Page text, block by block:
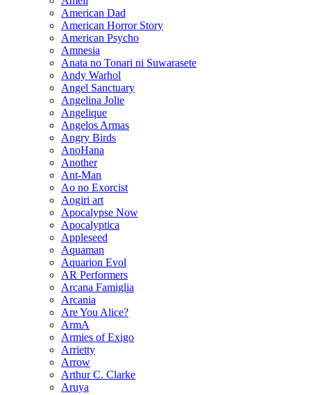
American Dad
American Horror Story
American Psycho
Amnesia
Anata no Tonari ni Suwarasete
Andy Warhol
Angel Sanctuary
Angelina Jolie
Angelique
Angelos Armas
Angry Birds
AnoHana
Another
Ant-Man
Ao no Exorcist
Aogiri art
Apocalypse Now
Apocalyptica
Appleseed
Aquaman
Aquarion Evol
AR Performers
Arcana Famiglia
Arcania
Are You Alice?
ArmA
Armies of Exigo
Arrietty
Arrow
Arthur C. Clarke
Aruya